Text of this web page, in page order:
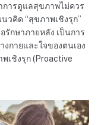
การดูแลสุขภาพไม่ควร
วคิด “สุขภาพเชิงรุก”
รักษาภายหลัง เป็นการ
งกายและใจของตนเอง
เชิงรุก (Proactive